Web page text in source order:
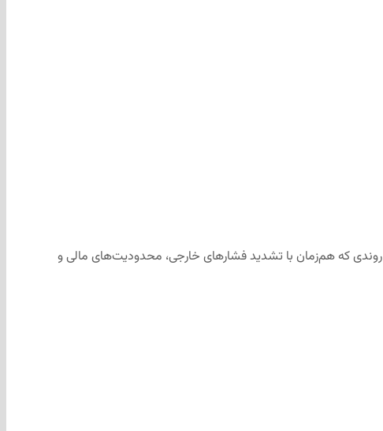
روندی که هم‌زمان با تشدید فشارهای خارجی، محدودیت‌های مالی و